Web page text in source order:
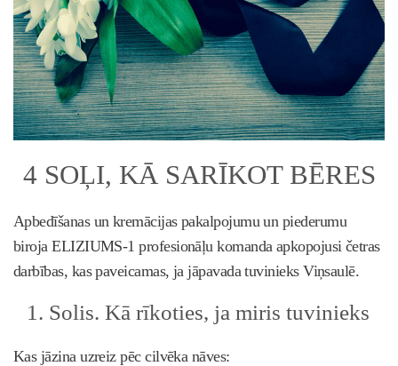
4 SOĻI, KĀ SARĪKOT BĒRES
Apbedīšanas un kremācijas pakalpojumu un piederumu
biroja ELIZIUMS-1 profesionāļu komanda apkopojusi četras
darbības, kas paveicamas, ja jāpavada tuvinieks Viņsaulē.
Solis. Kā rīkoties, ja miris tuvinieks
Kas jāzina uzreiz pēc cilvēka nāves: